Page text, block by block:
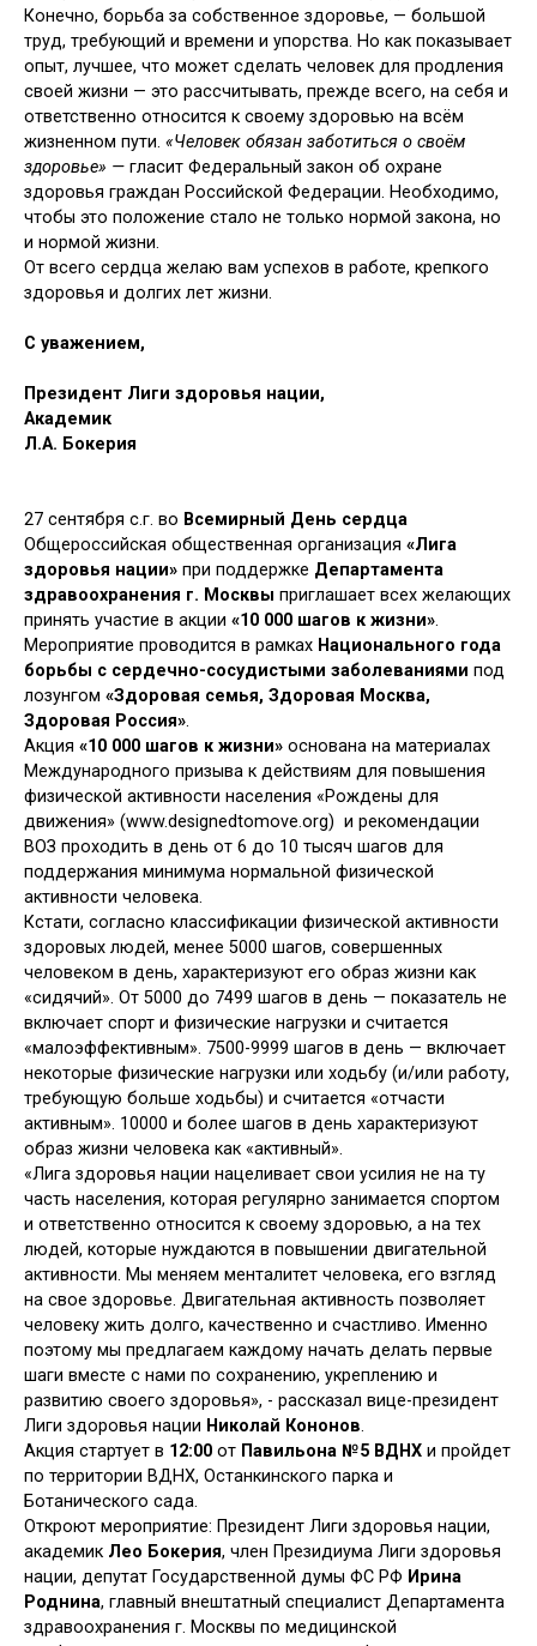
Конечно, борьба за собственное здоровье, — большой
труд, требующий и времени и упорства. Но как показывает
опыт, лучшее, что может сделать человек для продления
своей жизни — это рассчитывать, прежде всего, на себя и
ответственно относится к своему здоровью на всём
жизненном пути. «Человек обязан заботиться о своём
здоровье» — гласит Федеральный закон об охране
здоровья граждан Российской Федерации. Необходимо,
чтобы это положение стало не только нормой закона, но
и нормой жизни.
От всего сердца желаю вам успехов в работе, крепкого
здоровья и долгих лет жизни.
С уважением,
Президент Лиги здоровья нации,
Академик
Л.А. Бокерия
27 сентября с.г. во Всемирный День сердца
Общероссийская общественная организация «Лига
здоровья нации» при поддержке Департамента
здравоохранения г. Москвы приглашает всех желающих
принять участие в акции «10 000 шагов к жизни».
Мероприятие проводится в рамках Национального года
борьбы с сердечно-сосудистыми заболеваниями под
лозунгом «Здоровая семья, Здоровая Москва,
Здоровая Россия».
Акция «10 000 шагов к жизни» основана на материалах
Международного призыва к действиям для повышения
физической активности населения «Рождены для
движения» (www.designedtomove.org) и рекомендации
ВОЗ проходить в день от 6 до 10 тысяч шагов для
поддержания минимума нормальной физической
активности человека.
Кстати, согласно классификации физической активности
здоровых людей, менее 5000 шагов, совершенных
человеком в день, характеризуют его образ жизни как
«сидячий». От 5000 до 7499 шагов в день — показатель не
включает спорт и физические нагрузки и считается
«малоэффективным». 7500-9999 шагов в день — включает
некоторые физические нагрузки или ходьбу (и/или работу,
требующую больше ходьбы) и считается «отчасти
активным». 10000 и более шагов в день характеризуют
образ жизни человека как «активный».
«Лига здоровья нации нацеливает свои усилия не на ту
часть населения, которая регулярно занимается спортом
и ответственно относится к своему здоровью, а на тех
людей, которые нуждаются в повышении двигательной
активности. Мы меняем менталитет человека, его взгляд
на свое здоровье. Двигательная активность позволяет
человеку жить долго, качественно и счастливо. Именно
поэтому мы предлагаем каждому начать делать первые
шаги вместе с нами по сохранению, укреплению и
развитию своего здоровья», - рассказал вице-президент
Лиги здоровья нации Николай Кононов.
Акция стартует в 12:00 от Павильона №5 ВДНХ и пройдет
по территории ВДНХ, Останкинского парка и
Ботанического сада.
Откроют мероприятие: Президент Лиги здоровья нации,
академик Лео Бокерия, член Президиума Лиги здоровья
нации, депутат Государственной думы ФС РФ Ирина
Роднина, главный внештатный специалист Департамента
здравоохранения г. Москвы по медицинской